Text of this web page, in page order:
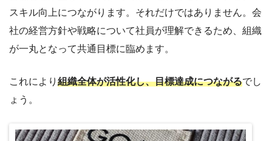
スキル向上につながります。それだけではありません。会
社の経営方針や戦略について社員が理解できるため、組織
が一丸となって共通目標に臨めます。
これにより 組織全体が活性化し、目標達成につながるでし
ょう。